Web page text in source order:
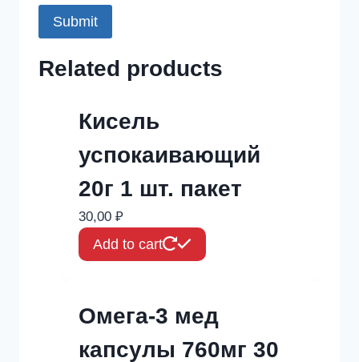
Related products
Кисель
успокаивающий
20г 1 шт. пакет
30,00 ₽
Add to cart
Омега-3 мед
капсулы 760мг 30